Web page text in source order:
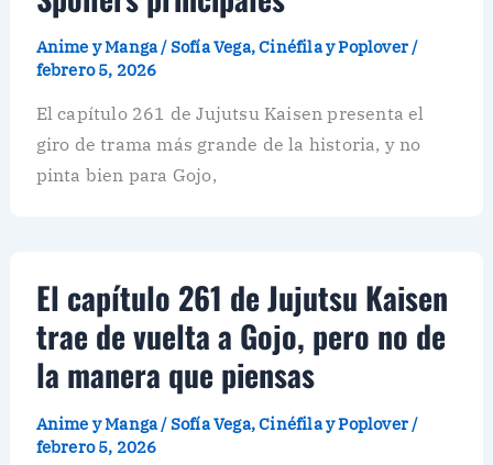
Anime y Manga/Sofía Vega, Cinéfila y Poplover/
febrero 5, 2026
El capítulo 261 de Jujutsu Kaisen presenta el
giro de trama más grande de la historia, y no
pinta bien para Gojo,
El capítulo 261 de Jujutsu Kaisen
trae de vuelta a Gojo, pero no de
la manera que piensas
Anime y Manga/Sofía Vega, Cinéfila y Poplover/
febrero 5, 2026